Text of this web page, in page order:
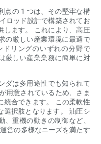
点の 1 つは、その堅牢な構
ロッド設計で構築されてお
します。 これにより、高圧
の厳しい産業環境に最適で
リングのいずれの分野で
厳しい産業業務に簡単に対
ダは多用途性でも知られて
用意されているため、さま
統合できます。 この柔軟性
選択肢となります。 油圧シ
、重機の動きの制御など、
営の多様なニーズを満たす